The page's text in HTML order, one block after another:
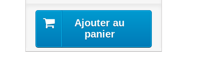
Ajouter au
panier